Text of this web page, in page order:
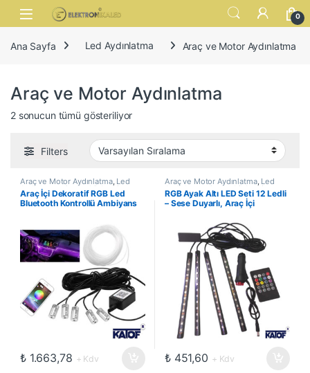
Skip to navigation
Skip to content
Open 0
Ana Sayfa Led Aydınlatma Araç ve Motor Aydınlatma
Araç ve Motor Aydınlatma
2 sonucun tümü gösteriliyor
Filters
Araç ve Motor Aydınlatma, Led
Aydınlatma ,Otomobil Ambiyans
Led
Araç İçi Dekoratif RGB Led
Bluetooth Kontrollü Ambiyans
₺1.663,78 + Kdv
Araç ve Motor Aydınlatma, Led
Aydınlatma ,Otomobil Ambiyans
Led
RGB Ayak Altı LED Seti 12 Ledli
– Sese Duyarlı, Araç İçi
₺451,60 + Kdv